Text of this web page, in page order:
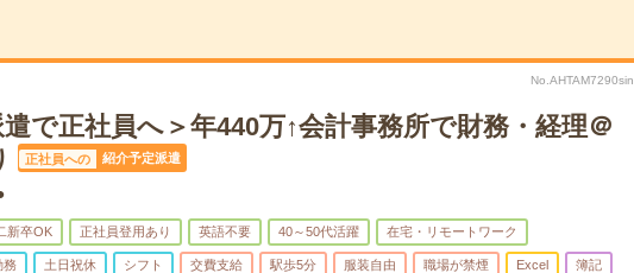
No.AHTAM7290sin
遣で正社員へ＞年440万↑会計事務所で財務・経理＠
正社員への 紹介予定派遣
新卒OK 正社員登用あり 英語不要 40～50代活躍 在宅・リモートワーク
務 土日祝休 シフト 交費支給 駅歩5分 服装自由 職場が禁煙 Excel 簿記